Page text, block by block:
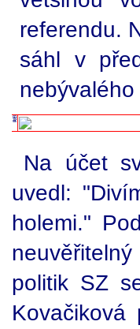
referendu.
sáhl v
nebývalého
Na účet
uvedl:
holemi."
politik SZ